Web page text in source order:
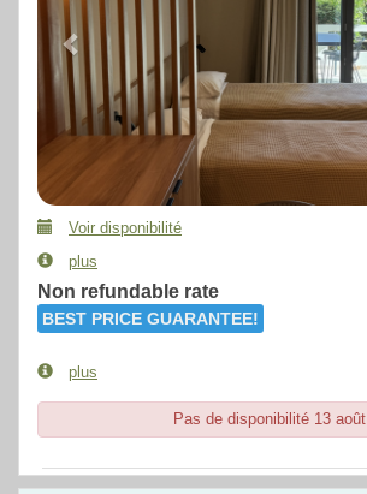
Voir disponibilité
plus
Non refundable rate
BEST PRICE GUARANTEE!
plus
Pas de disponibilité 13 août